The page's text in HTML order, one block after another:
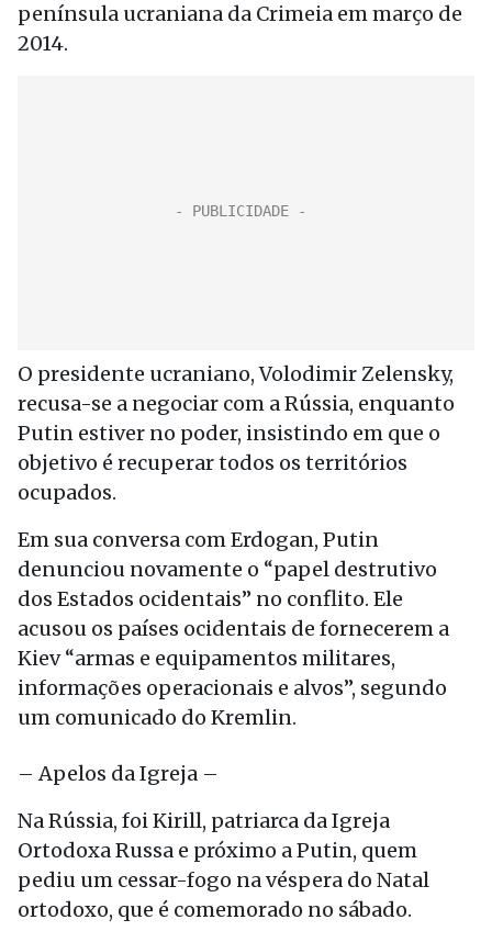
península ucraniana da Crimeia em março de
2014.
O presidente ucraniano, Volodimir Zelensky,
recusa-se a negociar com a Rússia, enquanto
Putin estiver no poder, insistindo em que o
objetivo é recuperar todos os territórios
ocupados.
Em sua conversa com Erdogan, Putin
denunciou novamente o “papel destrutivo
dos Estados ocidentais” no conflito. Ele
acusou os países ocidentais de fornecerem a
Kiev “armas e equipamentos militares,
informações operacionais e alvos”, segundo
um comunicado do Kremlin.
– Apelos da Igreja –
Na Rússia, foi Kirill, patriarca da Igreja
Ortodoxa Russa e próximo a Putin, quem
pediu um cessar-fogo na véspera do Natal
ortodoxo, que é comemorado no sábado.